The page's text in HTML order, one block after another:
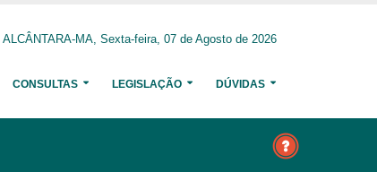
ALCÂNTARA-MA, Sexta-feira, 07 de Agosto de 2026
CONSULTAS LEGISLAÇÃO DÚVIDAS